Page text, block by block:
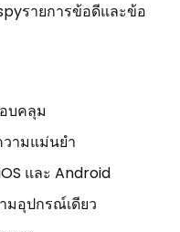
รายการข้อดีและข้อ
บคลุม
ามแม่นยำ
และ Android
มอุปกรณ์เดียว